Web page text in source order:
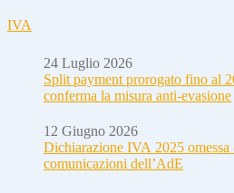
IVA
24 Luglio 2026
Split payment prorogato fino al
conferma la misura anti-evasione
12 Giugno 2026
Dichiarazione IVA 2025
comunicazioni dell’AdE